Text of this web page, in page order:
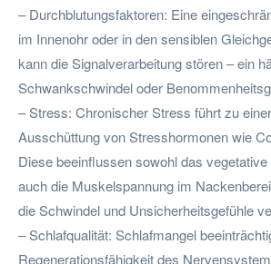
– Durchblutungsfaktoren: Eine
im Innenohr oder in den sensiblen
kann die Signalverarbeitung stören – ein
Schwankschwindel oder
– Stress: Chronischer Stress führt zu
Ausschüttung von Stresshormonen wie
Diese beeinflussen sowohl das
auch die Muskelspannung im
die Schwindel und Unsicherheitsgefühle
– Schlafqualität: Schlafmangel
Regenerationsfähigkeit des